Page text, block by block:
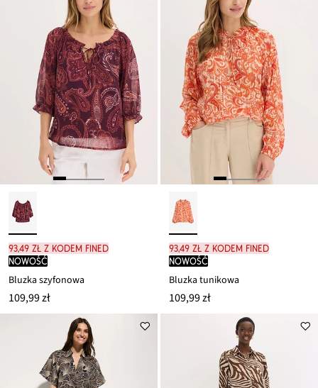
93,49 zł z kodem FINED
nowość
Bluzka szyfonowa
109,99 zł
93,49 zł z kodem FINED
nowość
Bluzka tunikowa
109,99 zł